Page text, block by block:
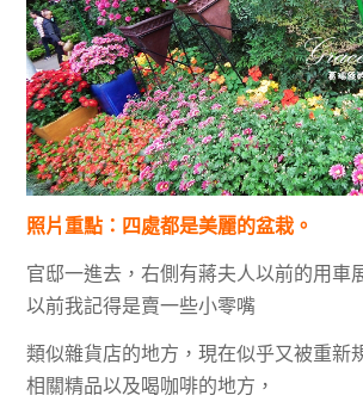
照片重點：四處都是美麗的盆栽。
官邸一進去，右側有蔣夫人以前的用車
以前我記得是賣一些小零嘴
類似雜貨店的地方，現在似乎又被重新
相關精品以及喝咖啡的地方，